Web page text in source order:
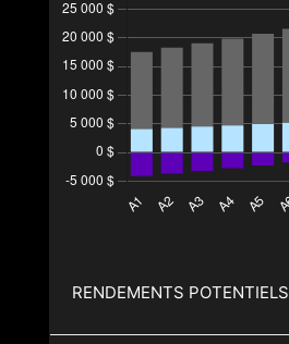
RENDEMENTS POTENTIELS